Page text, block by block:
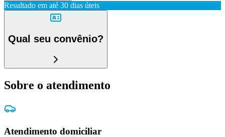
Resultado em até 30 dias úteis
Qual seu convênio?
Sobre o atendimento
Atendimento domiciliar